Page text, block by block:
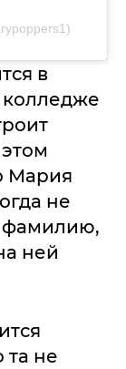
в
Мария
не
фамилию,
ней
та не